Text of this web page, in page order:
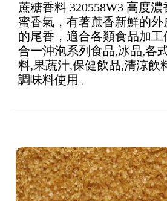
蔗糖香料 320558W3 高度濃
蜜香氣，有著蔗香新鮮的
的尾香，適合各類食品加工
合一沖泡系列食品,冰品,各
料,果蔬汁,保健飲品,清涼飲
調味料使用。